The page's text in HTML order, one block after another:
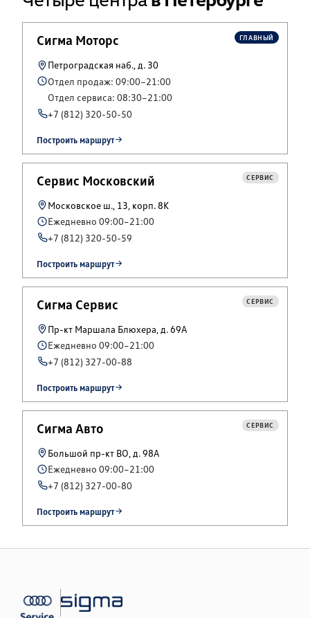
Сигма Моторс ГЛАВНЫЙ
Петроградская наб., д. 30
Отдел продаж: 09:00–21:00
Отдел сервиса: 08:30–21:00
+7 (812) 320-50-50
Построить маршрут
Сервис Московский СЕРВИС
Московское ш., 13, корп. 8К
Ежедневно 09:00–21:00
+7 (812) 320-50-59
Построить маршрут
Сигма Сервис СЕРВИС
Пр-кт Маршала Блюхера, д. 69А
Ежедневно 09:00–21:00
+7 (812) 327-00-88
Построить маршрут
Сигма Авто СЕРВИС
Большой пр-кт ВО, д. 98А
Ежедневно 09:00–21:00
+7 (812) 327-00-80
Построить маршрут